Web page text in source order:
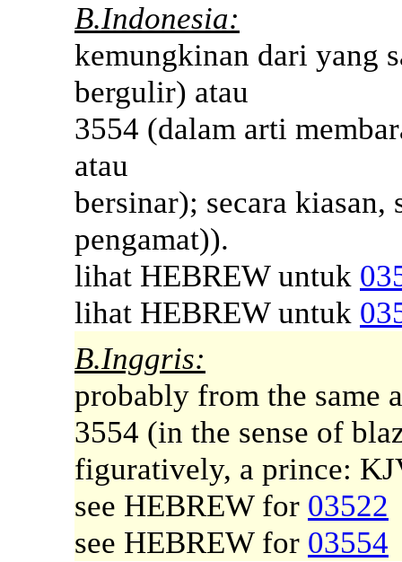
B.Indonesia:
kemungkinan dari yang
bergulir) atau
3554 (dalam arti
atau
bersinar); secara
pengamat)).
lihat HEBREW untuk
lihat HEBREW untuk
B.Inggris:
probably from the same
3554 (in the sense of
figuratively, a prince:
see HEBREW for 03522
see HEBREW for 03554